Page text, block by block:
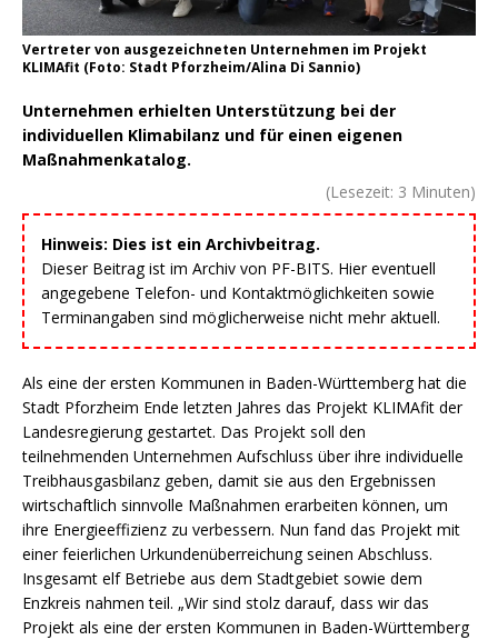
Vertreter von ausgezeichneten Unternehmen im Projekt
KLIMAfit (Foto: Stadt Pforzheim/Alina Di Sannio)
Unternehmen erhielten Unterstützung bei der
individuellen Klimabilanz und für einen eigenen
Maßnahmenkatalog.
(Lesezeit: 3 Minuten)
Hinweis: Dies ist ein Archivbeitrag.
Dieser Beitrag ist im Archiv von PF-BITS. Hier eventuell
angegebene Telefon- und Kontaktmöglichkeiten sowie
Terminangaben sind möglicherweise nicht mehr aktuell.
Als eine der ersten Kommunen in Baden-Württemberg hat die
Stadt Pforzheim Ende letzten Jahres das Projekt KLIMAfit der
Landesregierung gestartet. Das Projekt soll den
teilnehmenden Unternehmen Aufschluss über ihre individuelle
Treibhausgasbilanz geben, damit sie aus den Ergebnissen
wirtschaftlich sinnvolle Maßnahmen erarbeiten können, um
ihre Energieeffizienz zu verbessern. Nun fand das Projekt mit
einer feierlichen Urkundenüberreichung seinen Abschluss.
Insgesamt elf Betriebe aus dem Stadtgebiet sowie dem
Enzkreis nahmen teil. „Wir sind stolz darauf, dass wir das
Projekt als eine der ersten Kommunen in Baden-Württemberg